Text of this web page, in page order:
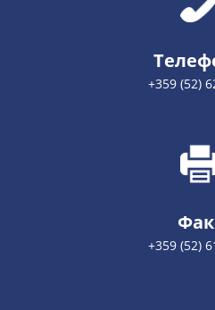
+359 (52)
+359 (52)